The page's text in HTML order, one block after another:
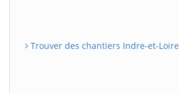
Trouver des chantiers Indre-et-Loire